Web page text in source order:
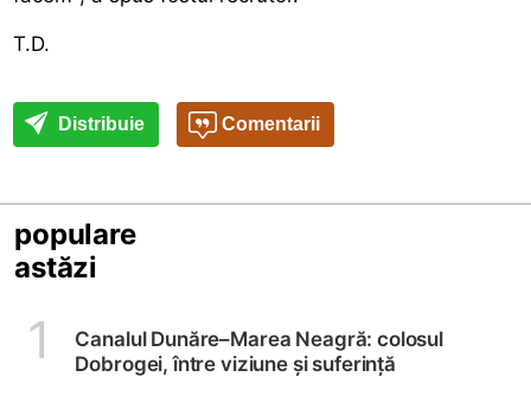
T.D.
Distribuie Comentarii
populare
astăzi
1
Canalul Dunăre–Marea Neagră: colosul
Dobrogei, între viziune și suferință